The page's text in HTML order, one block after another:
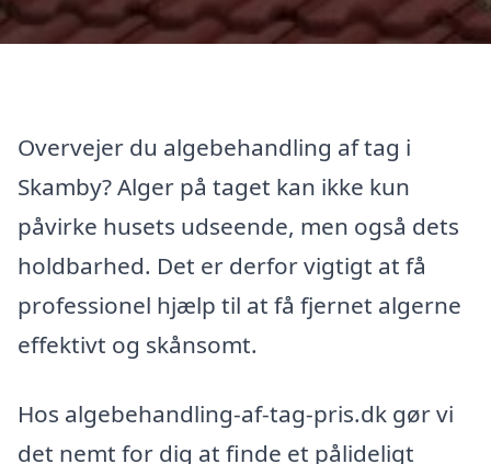
Overvejer du algebehandling af tag i
Skamby? Alger på taget kan ikke kun
påvirke husets udseende, men også dets
holdbarhed. Det er derfor vigtigt at få
professionel hjælp til at få fjernet algerne
effektivt og skånsomt.
Hos algebehandling-af-tag-pris.dk gør vi
det nemt for dig at finde et pålideligt